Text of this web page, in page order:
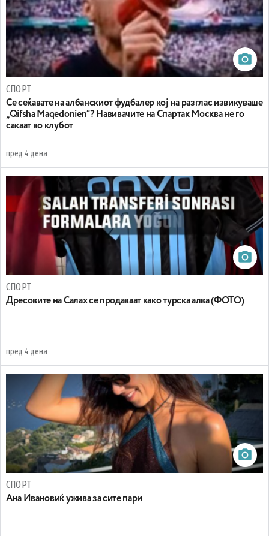
СПОРТ
Се сеќавате на албанскиот фудбалер кој на разглас извикуваше
„Qifsha Maqedonien“? Навивачите на Спартак Москва не го
сакаат во клубот
пред 4 дена
СПОРТ
Дресовите на Салах се продаваат како турска алва (ФОТО)
пред 4 дена
СПОРТ
Ана Ивановиќ ужива за сите пари